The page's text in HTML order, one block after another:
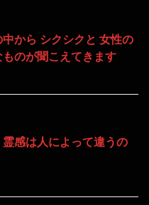
中から シクシクと 女性の
のが聞こえてきます
霊感は人によって違うの